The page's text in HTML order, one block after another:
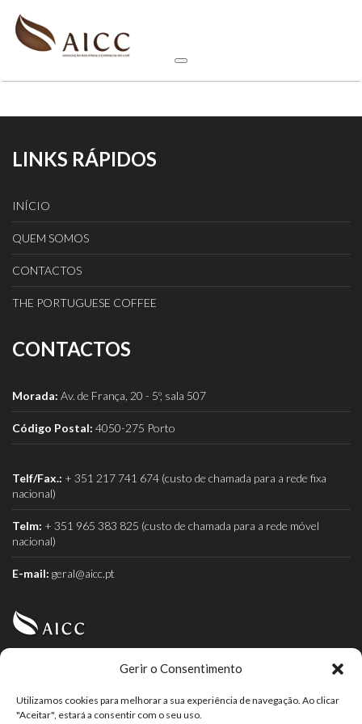
Gerir o Consentimento
Utilizamos cookies para melhorar a sua experiência de navegação. Ao clicar
"Aceitar", estará a consentir com o seu uso.
LINKS RÁPIDOS
INÍCIO
QUEM SOMOS
CONTACTOS
THE PORTUGUESE COFFEE
CONTACTOS
Morada: Av. de França, 20 - 5º, sala 507
Código Postal: 4050-275 Porto
Telf/Fax.: + 351 217 741 674 (custo de chamada para a rede fixa
nacional)
Telm: + 351 965 383 825 (custo de chamada para a rede móvel
nacional)
E-mail: geral@aicc.pt
AICC (Associação Industrial e Comercial do Café) é a
associação dos torrefactores de café.